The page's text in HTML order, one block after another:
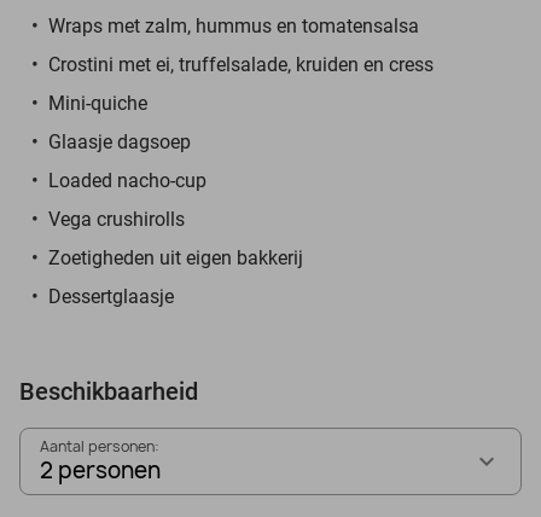
Wraps met zalm, hummus en tomatensalsa
Crostini met ei, truffelsalade, kruiden en cress
Mini-quiche
Glaasje dagsoep
Loaded nacho-cup
Vega crushirolls
Zoetigheden uit eigen bakkerij
Dessertglaasje
Beschikbaarheid
Aantal personen:
2 personen